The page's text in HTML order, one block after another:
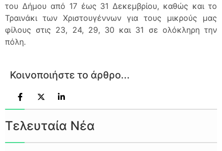
του Δήμου από 17 έως 31 Δεκεμβρίου, καθώς και το
Τραινάκι των Χριστουγέννων για τους μικρούς μας
φίλους στις 23, 24, 29, 30 και 31 σε ολόκληρη την
πόλη.
Κοινοποιήστε το άρθρο...
Τελευταία Νέα